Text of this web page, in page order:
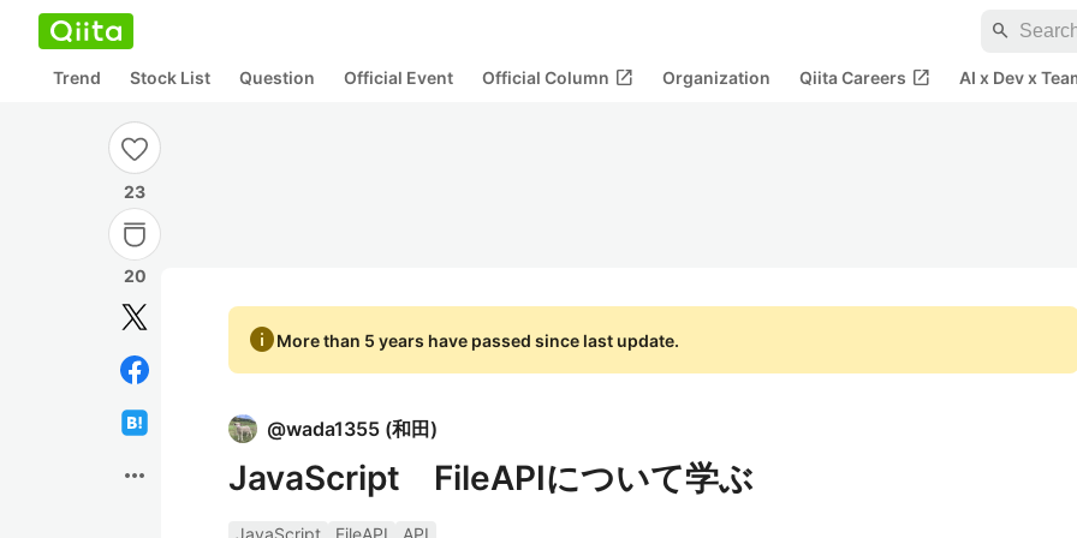
search
Trend Stock List Question Official Event Official Column open_in_new Organization Qiita Careers open_in_new AI x Dev x
23
20
more_horiz
infoMore than 5 years have passed since last update.
@wada1355 (和田)
JavaScript FileAPIについて学ぶ
JavaScript FileAPI
API